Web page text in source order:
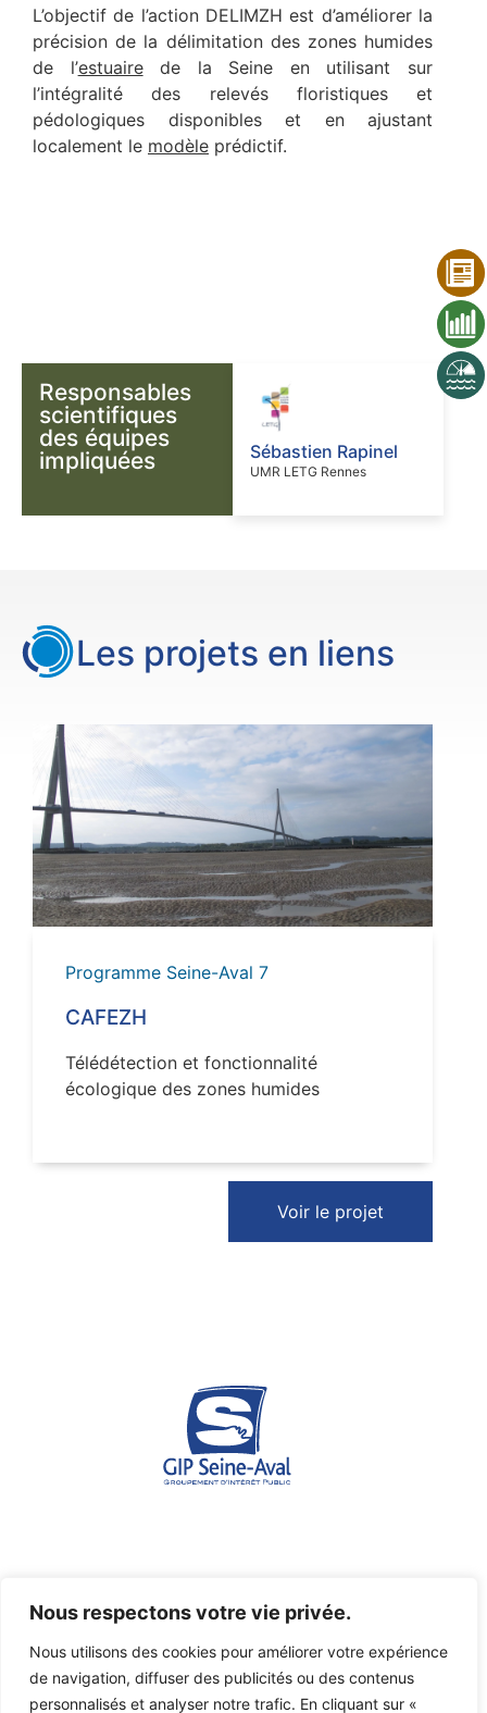
Nous respectons votre vie privée.
Nous utilisons des cookies pour améliorer votre expérience
de navigation, diffuser des publicités ou des contenus
personnalisés et analyser notre trafic. En cliquant sur «
L’objectif de l’action DELIMZH est d’améliorer la
précision de la délimitation des zones humides
de l’estuairede la Seine en utilisant sur
l’intégralité des relevés floristiques et
pédologiques disponibles et en ajustant
localement le modèle prédictif.
Responsables
scientifiques
des équipes
impliquées
Sébastien Rapinel
UMR LETG Rennes
Les projets en liens
VOIR
Programme Seine-Aval 7
CAFEZH
Télédétection et fonctionnalité
écologique des zones humides
Voir le projet
Espace des marégraphes - Quai de Boisguilbert - 76176
ROUEN Cedex 1
07 45 03 46 36
gipsa@seine-aval.fr